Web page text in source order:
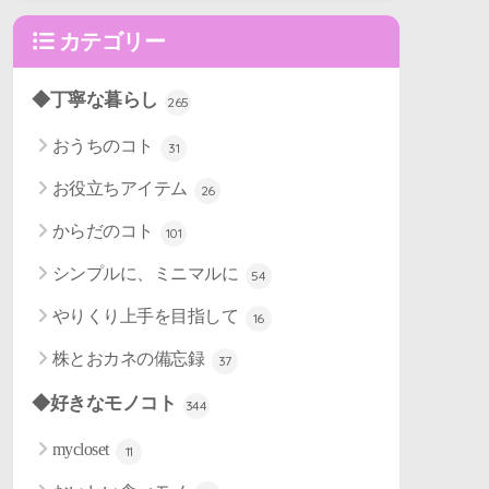
カテゴリー
◆丁寧な暮らし 265
おうちのコト 31
お役立ちアイテム 26
からだのコト 101
シンプルに、ミニマルに 54
やりくり上手を目指して 16
株とおカネの備忘録 37
◆好きなモノコト 344
mycloset 11